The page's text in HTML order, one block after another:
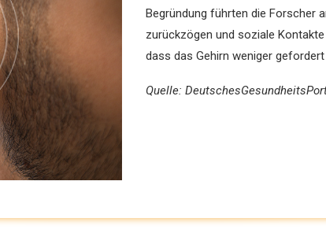
Begründung führten die Forscher
zurückzögen und soziale
dass das Gehirn ­weniger
Quelle: